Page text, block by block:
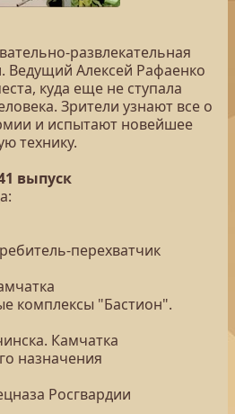
развлекательная
Алексей Рафаенко
куда еще не ступала
Зрители узнают все о
и испытают новейшее
технику.
выпуск
перехватчик
комплексы "Бастион".
Камчатка
назначения
Росгвардии